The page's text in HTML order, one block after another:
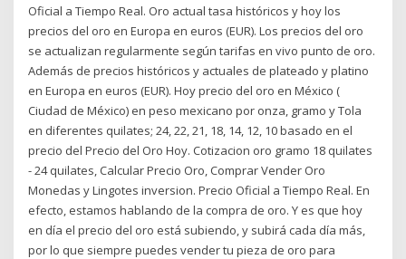
Oficial a Tiempo Real. Oro actual tasa históricos y hoy los
precios del oro en Europa en euros (EUR). Los precios del oro
se actualizan regularmente según tarifas en vivo punto de oro.
Además de precios históricos y actuales de plateado y platino
en Europa en euros (EUR). Hoy precio del oro en México (
Ciudad de México) en peso mexicano por onza, gramo y Tola
en diferentes quilates; 24, 22, 21, 18, 14, 12, 10 basado en el
precio del Precio del Oro Hoy. Cotizacion oro gramo 18 quilates
- 24 quilates, Calcular Precio Oro, Comprar Vender Oro
Monedas y Lingotes inversion. Precio Oficial a Tiempo Real. En
efecto, estamos hablando de la compra de oro. Y es que hoy
en día el precio del oro está subiendo, y subirá cada día más,
por lo que siempre puedes vender tu pieza de oro para